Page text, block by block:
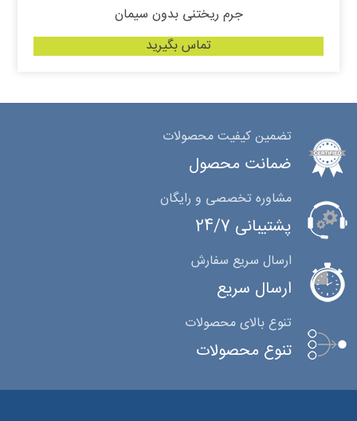
جرم ریختنی بدون سیمان
تماس بگیرید
تضمین کیفیت محصولات
ضمانت محصول
مشاوره تخصصی و رایگان
پشتیبانی 24/7
ارسال سریع سفارش
ارسال سریع
تنوع بالای محصولات
تنوع محصولات